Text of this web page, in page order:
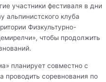
участники фестиваля в дни
альпинистского клуба
Физкультурно-
чтобы продолжить
планирует совместно с
проводить соревнования по